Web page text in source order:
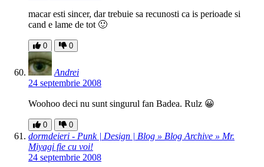
macar esti sincer, dar trebuie sa recunosti ca is perioade si
cand e lame de tot 🙂
0 0
Andrei
24 septembrie 2008
Woohoo deci nu sunt singurul fan Badea. Rulz 😀
0 0
dormdeieri - Punk | Design | Blog » Blog Archive » Mr.
Miyagi fie cu voi!
24 septembrie 2008